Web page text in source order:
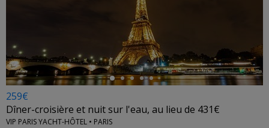
259€
Dîner-croisière et nuit sur l'eau, au lieu de 431€
VIP PARIS YACHT-HÔTEL • PARIS